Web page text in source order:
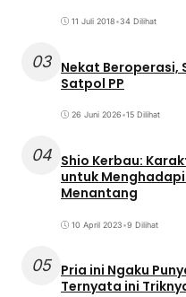
11 Juli 2018•34 Dilihat
03 Nekat Beroperasi,
Satpol PP
26 Juni 2026•15 Dilihat
04 Shio Kerbau:
untuk
Menantang
10 April 2023•9 Dilihat
05 Pria ini Ngaku
Ternyata ini